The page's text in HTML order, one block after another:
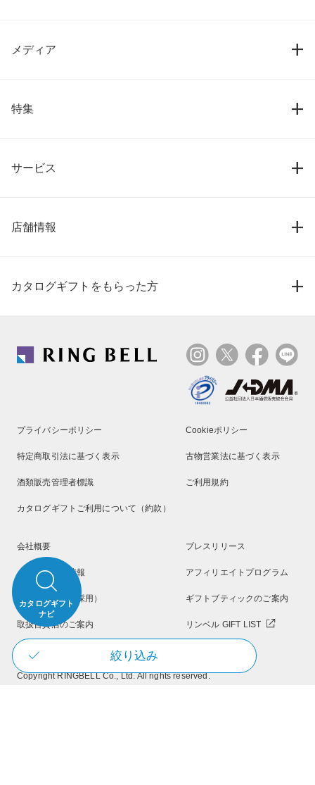
メディア
特集
サービス
店舗情報
カタログギフトをもらった方
プライバシーポリシー Cookieポリシー
特定商取引法に基づく表示 古物営業法に基づく表示
酒類販売管理者標識 ご利用規約
カタログギフトご利用について（約款）
会社概要 プレスリリース
メディア掲載情報 アフィリエイトプログラム
採用情報（新卒採用） ギフトブティックのご案内
取扱百貨店のご案内 リンベル GIFT LIST
Copyright RINGBELL Co., Ltd. All rights reserved.
カタログギフト
ナビ
絞り込み